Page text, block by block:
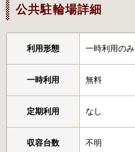
公共駐輪場詳細
利用形態 一時利用のみ
一時利用 無料
定期利用 なし
収容台数 不明